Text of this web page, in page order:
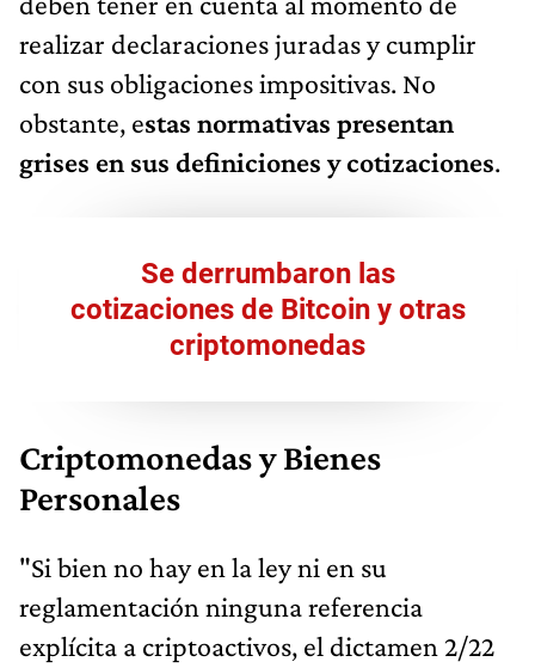
realizar declaraciones juradas y cumplir
con sus obligaciones impositivas. No
obstante, estas normativas presentan
grises en sus definiciones y cotizaciones.
Se derrumbaron las
cotizaciones de Bitcoin y otras
criptomonedas
Criptomonedas y Bienes
Personales
"Si bien no hay en la ley ni en su
reglamentación ninguna referencia
explícita a criptoactivos, el dictamen 2/22